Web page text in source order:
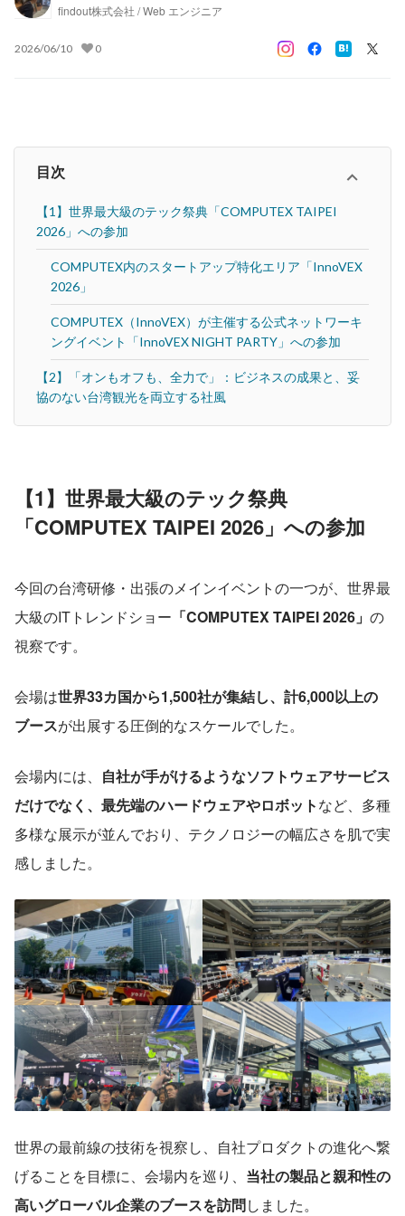
findout株式会社 / Web エンジニア
2026/06/10 0
目次
【1】世界最大級のテック祭典「COMPUTEX TAIPEI
2026」への参加
COMPUTEX内のスタートアップ特化エリア「InnoVEX
2026」
COMPUTEX（InnoVEX）が主催する公式ネットワーキ
ングイベント「InnoVEX NIGHT PARTY」への参加
【2】「オンもオフも、全力で」：ビジネスの成果と、妥
協のない台湾観光を両立する社風
【1】世界最大級のテック祭典
「COMPUTEX TAIPEI 2026」への参加
今回の台湾研修・出張のメインイベントの一つが、世界最
大級のITトレンドショー 「COMPUTEX TAIPEI 2026」 の
視察です。
会場は世界33カ国から1,500社が集結し、計6,000以上の
ブースが出展する圧倒的なスケールでした。
会場内には、 自社が手がけるようなソフトウェアサービス
だけでなく、最先端のハードウェアやロボットなど、多種
多様な展示が並んでおり、テクノロジーの幅広さを肌で実
感しました。
世界の最前線の技術を視察し、自社プロダクトの進化へ繋
げることを目標に、会場内を巡り、 当社の製品と親和性の
高いグローバル企業のブースを訪問しました。